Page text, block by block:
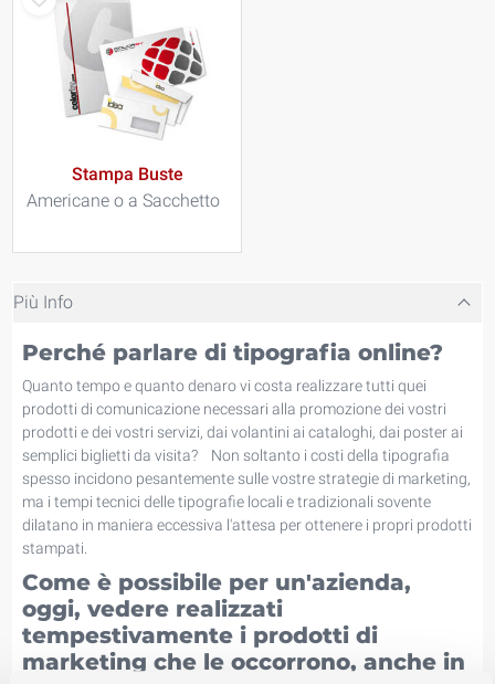
Stampa Buste
Americane o a Sacchetto
Più Info
Perché parlare di tipografia online?
Quanto tempo e quanto denaro vi costa realizzare tutti quei
prodotti di comunicazione necessari alla promozione dei vostri
prodotti e dei vostri servizi, dai volantini ai cataloghi, dai poster ai
semplici biglietti da visita? Non soltanto i costi della tipografia
spesso incidono pesantemente sulle vostre strategie di marketing,
ma i tempi tecnici delle tipografie locali e tradizionali sovente
dilatano in maniera eccessiva l'attesa per ottenere i propri prodotti
stampati.
Come è possibile per un'azienda,
oggi, vedere realizzati
tempestivamente i prodotti di
marketing che le occorrono, anche in